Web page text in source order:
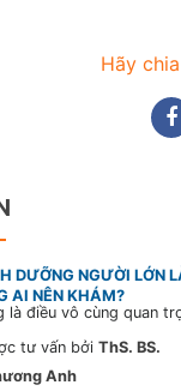
Hãy
DƯỠNG NGƯỜI LỚN
AI NÊN KHÁM?
tư vấn bởi ThS. BS.
Anh